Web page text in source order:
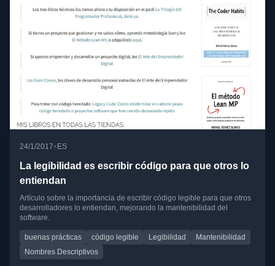
24/1/2017• ES
La legibilidad es escribir código para que otros lo
entiendan
Artículo sobre la importancia de escribir código legible para que otros
desarrolladores lo entiendan, mejorando la mantenibilidad del
software.
buenas prácticas código legible Legibilidad
Mantenibilidad
Nombres Descriptivos